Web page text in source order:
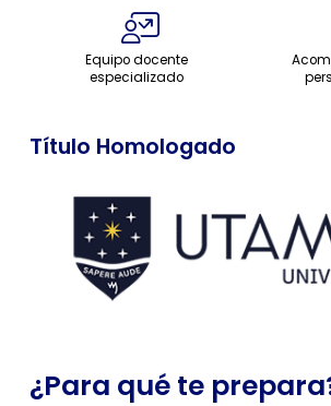
Equipo docente
especializado
Título Homologado
¿Para qué te